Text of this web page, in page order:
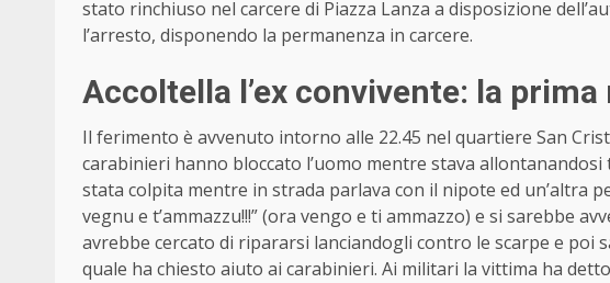
stato rinchiuso nel carcere di Piazza Lanza a disposizione
l’arresto, disponendo la permanenza in carcere.
Accoltella l’ex convivente: la
Il ferimento è avvenuto intorno alle 22.45 nel quartiere San
carabinieri hanno bloccato l’uomo mentre stava
stata colpita mentre in strada parlava con il nipote ed un’altra
vegnu e t’ammazzu!!!” (ora vengo e ti ammazzo) e si sarebbe
avrebbe cercato di ripararsi lanciandogli contro le scarpe e poi
quale ha chiesto aiuto ai carabinieri. Ai militari la vittima ha